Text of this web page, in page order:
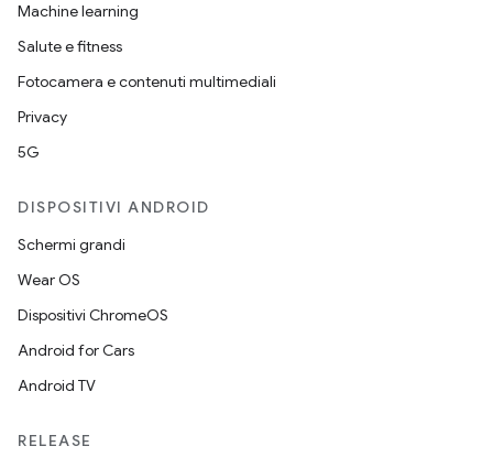
Machine learning
Salute e fitness
Fotocamera e contenuti multimediali
Privacy
5G
DISPOSITIVI ANDROID
Schermi grandi
Wear OS
Dispositivi ChromeOS
Android for Cars
Android TV
RELEASE